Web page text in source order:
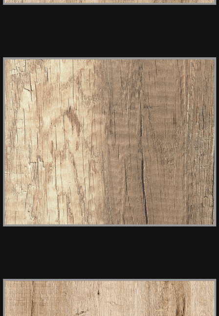
HPL ROOT 677
HPL ROOT 671